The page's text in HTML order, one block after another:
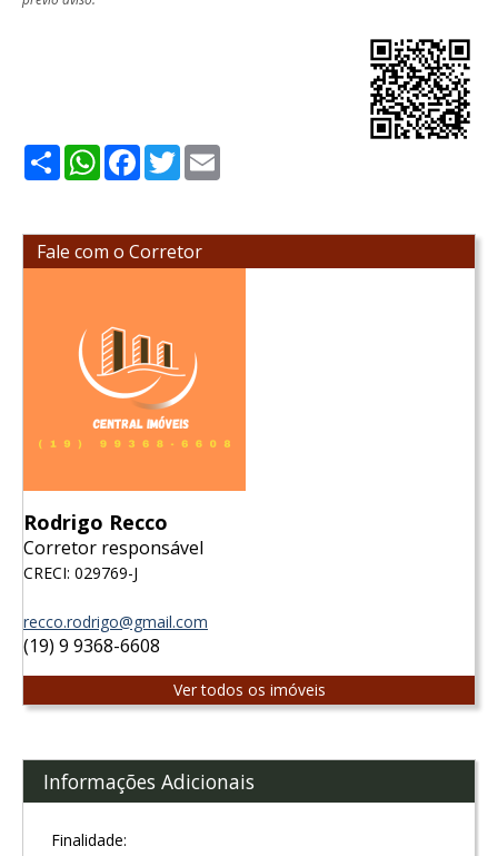
ShareWhatsApp
Facebook
Twitter
Fale com o Corretor
Rodrigo Recco
Corretor responsável
CRECI: 029769-J
recco.rodrigo@gmail.com
(19) 9 9368-6608
Ver todos os imóveis
Informações Adicionais
Finalidade: